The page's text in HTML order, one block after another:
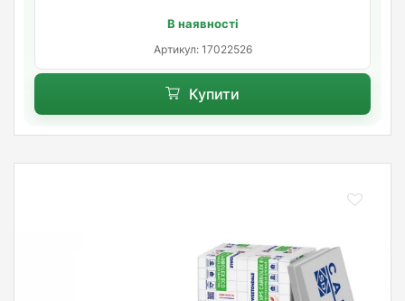
В наявності
Артикул: 17022526
Купити